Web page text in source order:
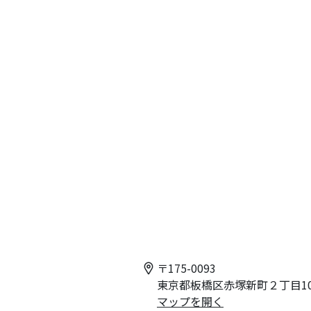
〒175-0093
東京都板橋区赤塚新町２丁目
マップを開く